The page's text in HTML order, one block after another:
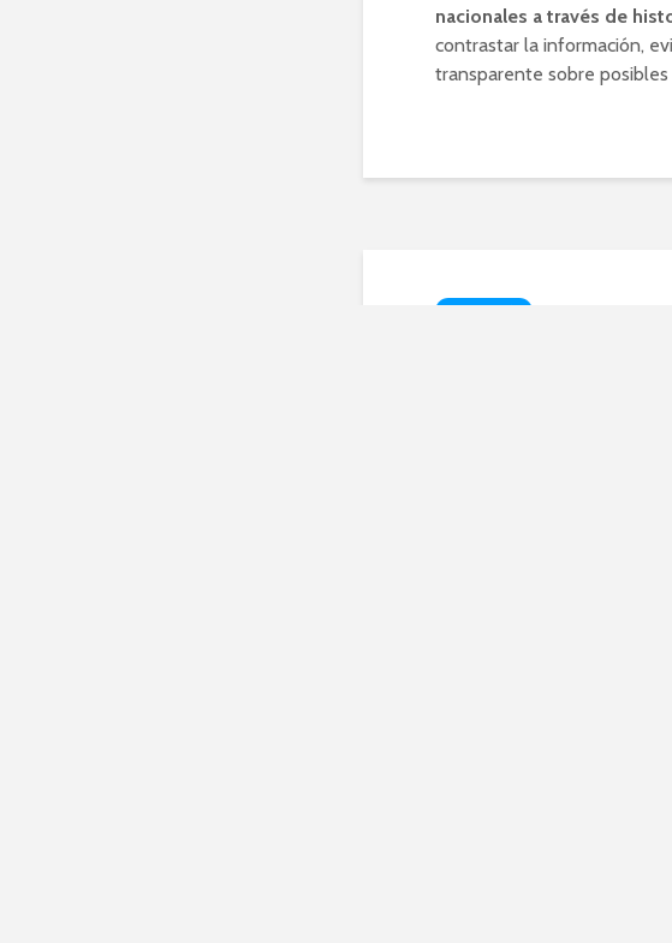
nacionales a través de
contrastar la información,
transparente sobre